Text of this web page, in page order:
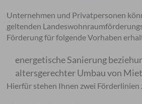
Unternehmen und Privatpersonen
geltenden
Förderung für folgende Vorhaben
energetische Sanierung
altersgerechter Umbau von
Hierfür stehen Ihnen zwei Förderlinien